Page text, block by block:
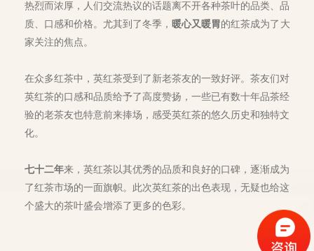
热烈而浓厚，人们交流热议的话题离不开各种茶叶的品类、品
质、口感和价格。尤其到了冬季， 暖心又暖胃的红茶成为了大
家关注的焦点。
在众多红茶中，英红茶受到了新老茶友的一致好评。茶友们对
英红茶的口感和品质给予了高度赞扬，一些已有数十年品茶经
验的老茶友也特意前来捧场，感受英红茶的悠久历史和独特文
化。
七十二年来，英红茶以其优秀的品质和良好的口碑，逐渐成为
了红茶市场的一面旗帜。此次英红茶的出色表现，无疑也给这
个盛大的茶叶盛会增添了更多的色彩。